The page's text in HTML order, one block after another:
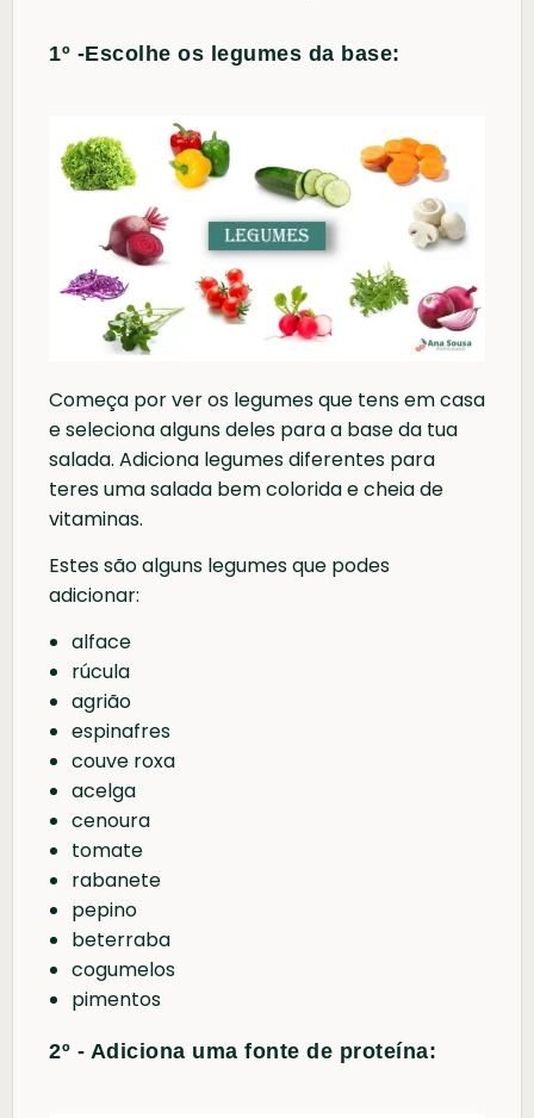
1º -Escolhe os legumes da base:
Começa por ver os legumes que tens em casa
e seleciona alguns deles para a base da tua
salada. Adiciona legumes diferentes para
teres uma salada bem colorida e cheia de
vitaminas.
Estes são alguns legumes que podes
adicionar:
alface
rúcula
agrião
espinafres
couve roxa
acelga
cenoura
tomate
rabanete
pepino
beterraba
cogumelos
pimentos
2º - Adiciona uma fonte de proteína: